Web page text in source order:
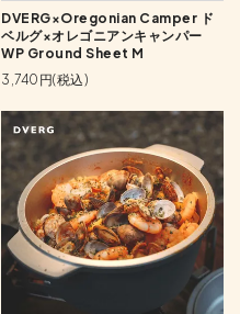
DVERG×Oregonian Camper ド
ベルグ×オレゴニアンキャンパー
WP Ground Sheet M
3,740円(税込)